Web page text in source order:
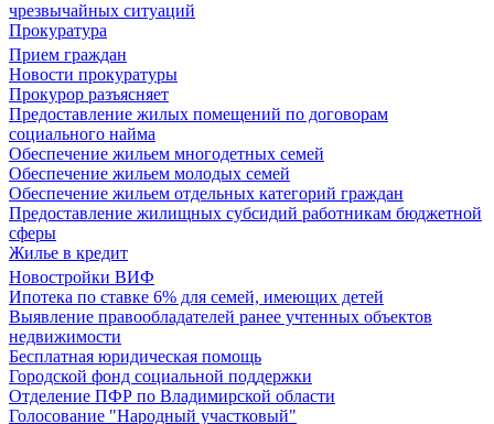
чрезвычайных ситуаций
Прокуратура
Прием граждан
Новости прокуратуры
Прокурор разъясняет
Предоставление жилых помещений по договорам
социального найма
Обеспечение жильем многодетных семей
Обеспечение жильем молодых семей
Обеспечение жильем отдельных категорий граждан
Предоставление жилищных субсидий работникам бюджетной
сферы
Жилье в кредит
Новостройки ВИФ
Ипотека по ставке 6% для семей, имеющих детей
Выявление правообладателей ранее учтенных объектов
недвижимости
Бесплатная юридическая помощь
Городской фонд социальной поддержки
Отделение ПФР по Владимирской области
Голосование "Народный участковый"